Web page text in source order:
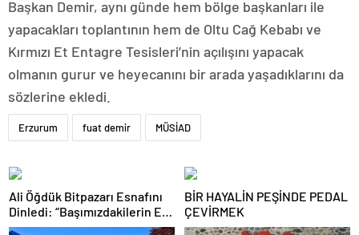
Başkan Demir, aynı günde hem bölge başkanları ile
yapacakları toplantının hem de Oltu Cağ Kebabı ve
Kırmızı Et Entagre Tesisleri’nin açılışını yapacak
olmanın gurur ve heyecanını bir arada yaşadıklarını da
sözlerine ekledi.
Erzurum fuat demir MÜSİAD
Ali Öğdük Bitpazarı Esnafını
Dinledi: “Başımızdakilerin Eli
Her Daim Bizim Cebimizde”
BİR HAYALİN PEŞİNDE PEDAL
ÇEVİRMEK